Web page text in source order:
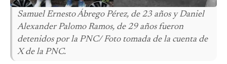
Samuel Ernesto Ábrego Pérez, de 23 años y Daniel
Alexander Palomo Ramos, de 29 años fueron
detenidos por la PNC/ Foto tomada de la cuenta de
X de la PNC.